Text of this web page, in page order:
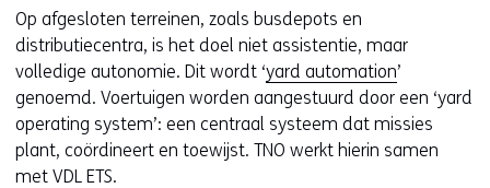
Op afgesloten terreinen, zoals busdepots en
distributiecentra, is het doel niet assistentie, maar
volledige autonomie. Dit wordt ‘yard automation’
genoemd. Voertuigen worden aangestuurd door een ‘yard
operating system’: een centraal systeem dat missies
plant, coördineert en toewijst. TNO werkt hierin samen
met VDL ETS.